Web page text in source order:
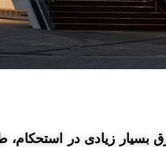
زیادی در